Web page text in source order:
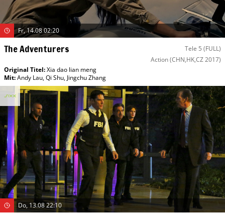
Fr, 14.08 02:20
The Adventurers
Tele 5 (FULL)
Action(CHN,HK,CZ 2017)
Original Titel:Xia dao lian meng
Mit:Andy Lau,Qi Shu, Jingchu Zhang
Do, 13.08 22:10